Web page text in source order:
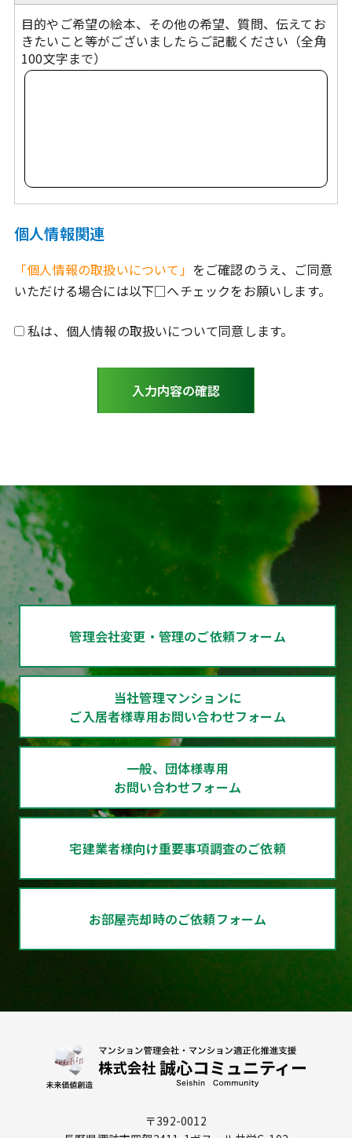
目的やご希望の絵本、その他の希望、質問、伝えてお
きたいこと等がございましたらご記載ください（全角
100文字まで）
個人情報関連
「個人情報の取扱いについて」 をご確認のうえ、ご同意
いただける場合には以下□へチェックをお願いします。
私は、個人情報の取扱いについて同意します。
管理会社変更・管理のご依頼フォーム
当社管理マンションに
ご入居者様専用お問い合わせフォーム
一般、団体様専用
お問い合わせフォーム
宅建業者様向け重要事項調査のご依頼
お部屋売却時のご依頼フォーム
〒392-0012